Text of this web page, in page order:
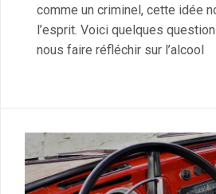
comme un criminel, cette idée
l’esprit. Voici quelques
nous faire réfléchir sur l’alcool